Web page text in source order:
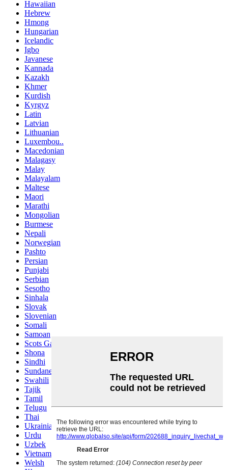
Hawaiian
Hebrew
Hmong
Hungarian
Icelandic
Igbo
Javanese
Kannada
Kazakh
Khmer
Kurdish
Kyrgyz
Latin
Latvian
Lithuanian
Luxembou..
Macedonian
Malagasy
Malay
Malayalam
Maltese
Maori
Marathi
Mongolian
Burmese
Nepali
Norwegian
Pashto
Persian
Punjabi
Serbian
Sesotho
Sinhala
Slovak
Slovenian
Somali
Samoan
Scots Gaelic
Shona
Sindhi
Sundanese
Swahili
Tajik
Tamil
Telugu
Thai
Ukrainian
Urdu
Uzbek
Vietnamese
Welsh